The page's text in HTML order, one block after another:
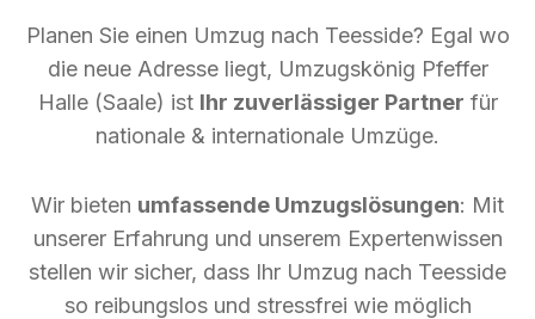
Planen Sie einen Umzug nach Teesside? Egal wo
die neue Adresse liegt, Umzugskönig Pfeffer
Halle (Saale) ist Ihr zuverlässiger Partner für
nationale & internationale Umzüge.
Wir bieten umfassende Umzugslösungen: Mit
unserer Erfahrung und unserem Expertenwissen
stellen wir sicher, dass Ihr Umzug nach Teesside
so reibungslos und stressfrei wie möglich